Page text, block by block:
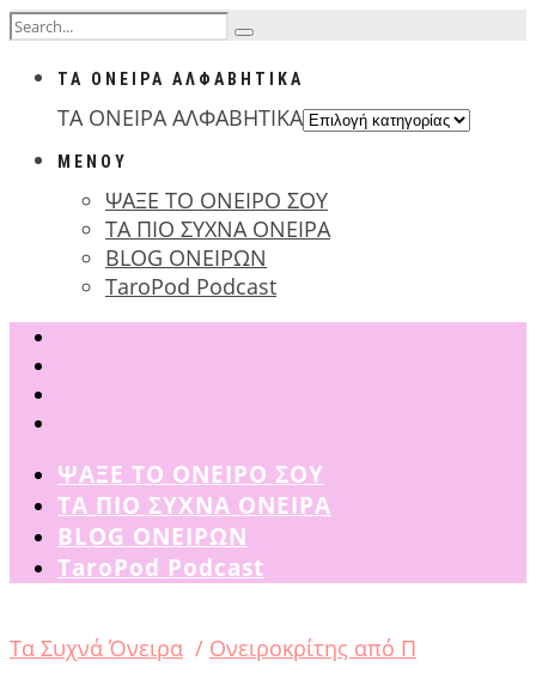
ΤΑ ΟΝΕΙΡΑ ΑΛΦΑΒΗΤΙΚΑ
ΤΑ ΟΝΕΙΡΑ ΑΛΦΑΒΗΤΙΚΑ
ΜΕΝΟΥ
ΨΑΞΕ ΤΟ ΟΝΕΙΡΟ ΣΟΥ
ΤΑ ΠΙΟ ΣΥΧΝΑ ΟΝΕΙΡΑ
BLOG ΟΝΕΙΡΩΝ
TaroPod Podcast
ΨΑΞΕ ΤΟ ΟΝΕΙΡΟ ΣΟΥ
ΤΑ ΠΙΟ ΣΥΧΝΑ ΟΝΕΙΡΑ
BLOG ΟΝΕΙΡΩΝ
TaroPod Podcast
Tα Συχνά Όνειρα / Ονειροκρίτης από Π